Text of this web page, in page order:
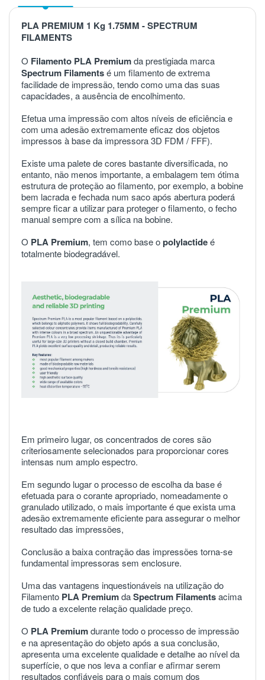
PLA PREMIUM 1 Kg 1.75MM - SPECTRUM
FILAMENTS
O Filamento PLA Premiumda prestigiada marca
Spectrum Filamentsé um filamento de extrema
facilidade de impressão, tendo como uma das suas
capacidades, a ausência de encolhimento.
Efetua uma impressão com altos níveis de eficiência e
com uma adesão extremamente eficaz dos objetos
impressos à base da impressora 3D FDM / FFF).
Existe uma palete de cores bastante diversificada, no
entanto, não menos importante, a embalagem tem ótima
estrutura de proteção ao filamento, por exemplo, a bobine
bem lacrada e fechada num saco após abertura poderá
sempre ficar a utilizar para proteger o filamento, o fecho
manual sempre com a sílica na bobine.
O PLA Premium, tem como base opolylactideé
totalmente biodegradável.
Em primeiro lugar, os concentrados de cores são
criteriosamente selecionados para proporcionar cores
intensas num amplo espectro.
Em segundo lugar o processo de escolha da base é
efetuada para o corante apropriado, nomeadamente o
granulado utilizado, o mais importante é que exista uma
adesão extremamente eficiente para assegurar o melhor
resultado das impressões,
Conclusão a baixa contração das impressões torna-se
fundamental impressoras sem enclosure.
Uma das vantagens inquestionáveis na utilização do
Filamento PLA PremiumdaSpectrum Filamentsacima
de tudo a excelente relação qualidade preço.
O PLA Premiumdurante todo o processo de impressão
e na apresentação do objeto após a sua conclusão,
apresenta uma excelente qualidade e detalhe ao nível da
superfície, o que nos leva a confiar e afirmar serem
resultados confiáveis para o mais comum dos